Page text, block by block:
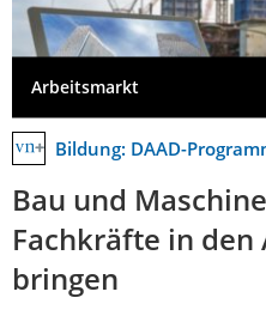
Arbeitsmarkt
Bildung: DAAD-
Bau und
Fachkräfte in
bringen